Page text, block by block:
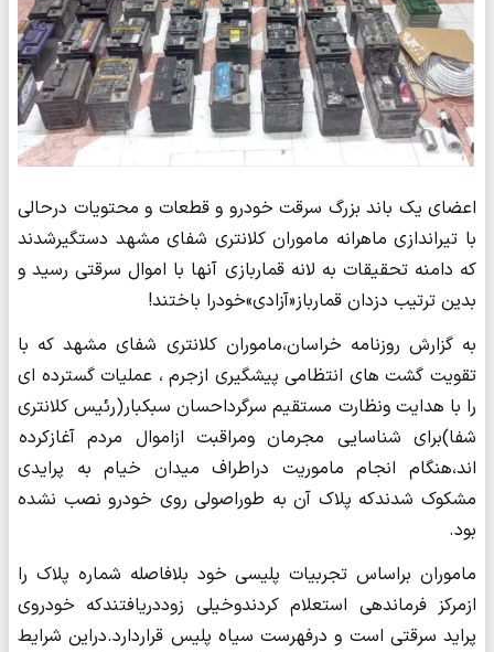
اعضای یک باند بزرگ سرقت خودرو و قطعات و محتویات درحالی
با تیراندازی ماهرانه ماموران کلانتری شفای مشهد دستگیرشدند
که دامنه تحقیقات به لانه قماربازی آنها با اموال سرقتی رسید و
بدین ترتیب دزدان قمارباز«آزادی»خودرا باختند!
به گزارش روزنامه خراسان،ماموران کلانتری شفای مشهد که با
تقویت گشت های انتظامی پیشگیری ازجرم ، عملیات گسترده ای
را با هدایت ونظارت مستقیم سرگرداحسان سبکبار(رئیس کلانتری
شفا)برای شناسایی مجرمان ومراقبت ازاموال مردم آغازکرده
اند،هنگام انجام ماموریت دراطراف میدان خیام به پرایدی
مشکوک شدندکه پلاک آن به طوراصولی روی خودرو نصب نشده
بود.
ماموران براساس تجربیات پلیسی خود بلافاصله شماره پلاک را
ازمرکز فرماندهی استعلام کردندوخیلی زوددریافتندکه خودروی
پراید سرقتی است و درفهرست سیاه پلیس قراردارد.دراین شرایط